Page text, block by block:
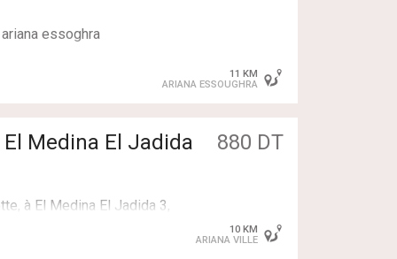
nos conseillères
essoghra
11 KM
ARIANA ESSOUGHRA
Medina El Jadida
880 DT
à El Medina El Jadida 3,
10 KM
ARIANA VILLE